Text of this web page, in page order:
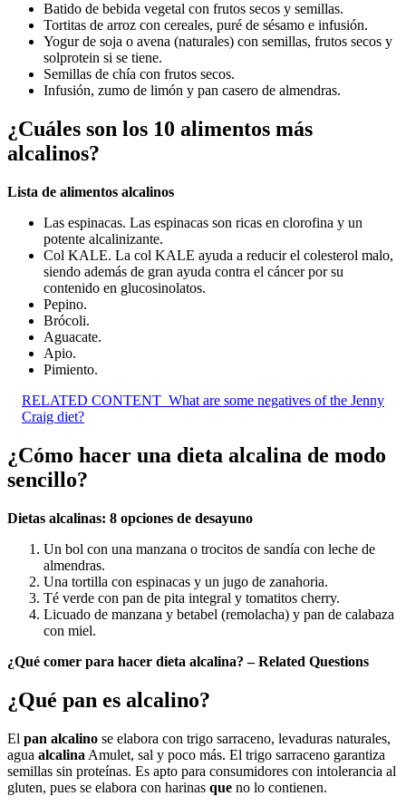
Batido de bebida vegetal con frutos secos y semillas.
Tortitas de arroz con cereales, puré de sésamo e infusión.
Yogur de soja o avena (naturales) con semillas, frutos secos y
solprotein si se tiene.
Semillas de chía con frutos secos.
Infusión, zumo de limón y pan casero de almendras.
¿Cuáles son los 10 alimentos más
alcalinos?
Lista de alimentos alcalinos
Las espinacas. Las espinacas son ricas en clorofina y un
potente alcalinizante.
Col KALE. La col KALE ayuda a reducir el colesterol malo,
siendo además de gran ayuda contra el cáncer por su
contenido en glucosinolatos.
Pepino.
Brócoli.
Aguacate.
Apio.
Pimiento.
RELATED CONTENT What are some negatives of the Jenny
Craig diet?
¿Cómo hacer una dieta alcalina de modo
sencillo?
Dietas alcalinas: 8 opciones de desayuno
Un bol con una manzana o trocitos de sandía con leche de
almendras.
Una tortilla con espinacas y un jugo de zanahoria.
Té verde con pan de pita integral y tomatitos cherry.
Licuado de manzana y betabel (remolacha) y pan de calabaza
con miel.
¿Qué comer para hacer dieta alcalina? – Related Questions
¿Qué pan es alcalino?
El pan alcalino se elabora con trigo sarraceno, levaduras naturales,
agua alcalina Amulet, sal y poco más. El trigo sarraceno garantiza
semillas sin proteínas. Es apto para consumidores con intolerancia al
gluten, pues se elabora con harinas que no lo contienen.